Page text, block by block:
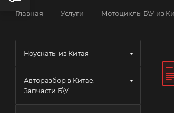
Главная — Услуги — Мотоциклы Б\У из
Ноускаты из Китая
Авторазбор в Китае.
Запчасти Б\У